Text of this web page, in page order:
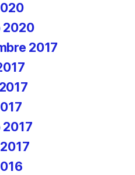
2020
2017
2017